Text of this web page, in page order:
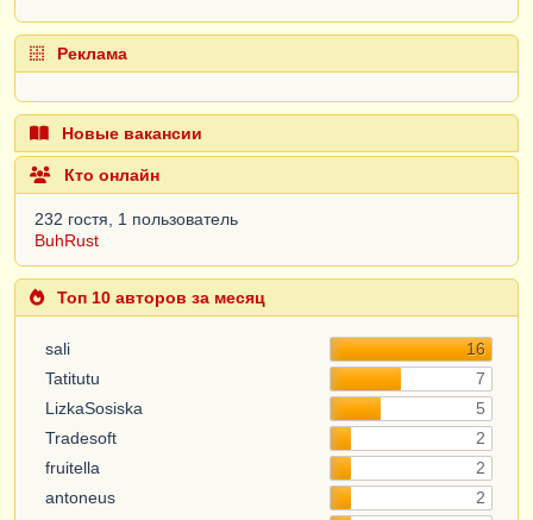
Реклама
Новые вакансии
Кто онлайн
232 гостя, 1 пользователь
BuhRust
Топ 10 авторов за месяц
sali
16
Tatitutu
7
LizkaSosiska
5
Tradesoft
2
fruitella
2
antoneus
2